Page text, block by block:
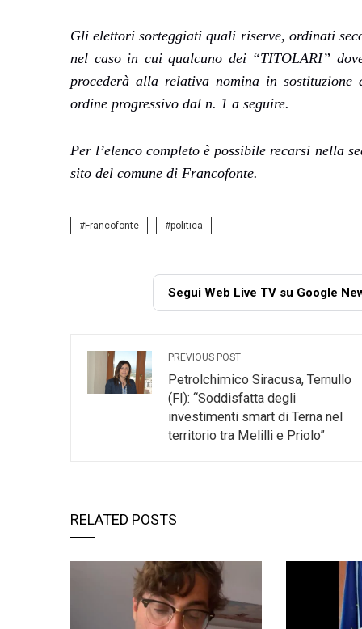
Gli elettori sorteggiati quali riserve, ordinati
nel caso in cui qualcuno dei “TITOLARI”
procederà alla relativa nomina in
ordine progressivo dal n. 1 a seguire.
Per l’elenco completo è possibile recarsi nella
sito del comune di Francofonte.
Francofonte politica
Segui Web Live TV su Google
PREVIOUS POST
Petrolchimico Siracusa, Ternullo
(FI): “Soddisfatta degli
investimenti smart di Terna nel
territorio tra Melilli e Priolo”
RELATED POSTS